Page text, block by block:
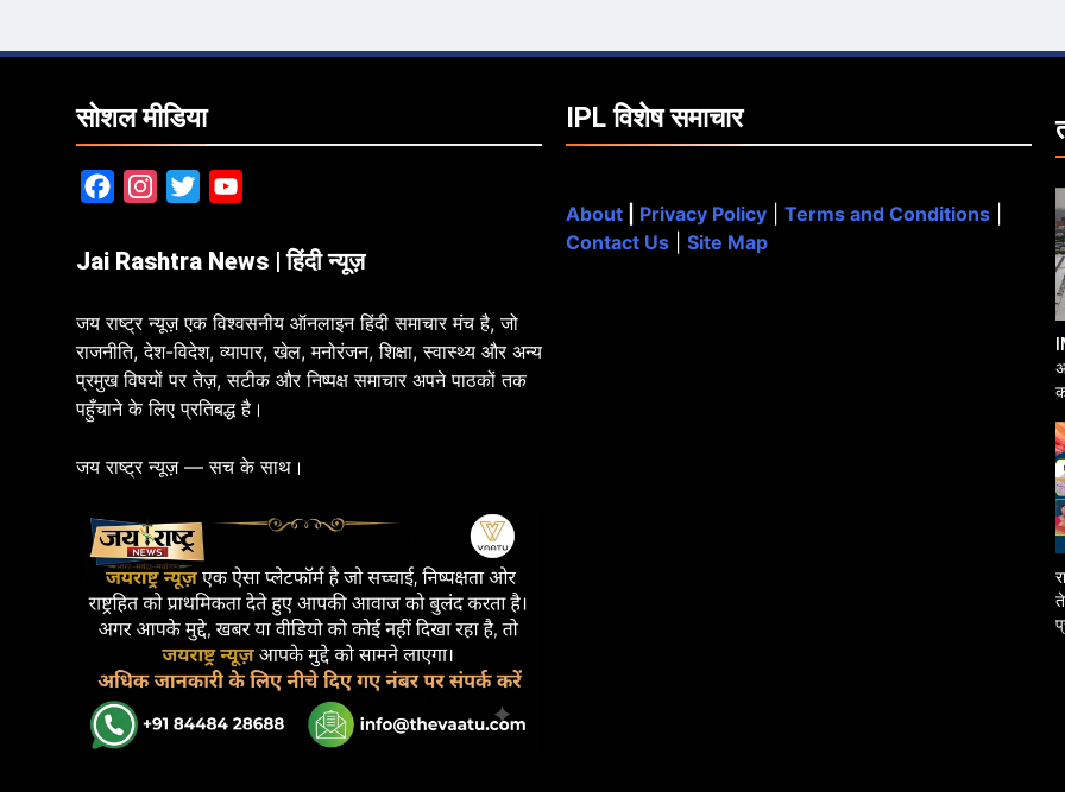
सोशल मीडिया
FacebookInstagram
Twitter
Jai Rashtra News | हिंदी न्यूज़
जय राष्ट्र न्यूज़ एक विश्वसनीय ऑनलाइन हिंदी समाचार मंच है, जो
राजनीति, देश-विदेश, व्यापार, खेल, मनोरंजन, शिक्षा, स्वास्थ्य और अन्य
प्रमुख विषयों पर तेज़, सटीक और निष्पक्ष समाचार अपने पाठकों तक
पहुँचाने के लिए प्रतिबद्ध है।
जय राष्ट्र न्यूज़ — सच के साथ।
IPL विशेष समाचार
About Privacy Policy Terms and Conditions
Contact Us
Site Map